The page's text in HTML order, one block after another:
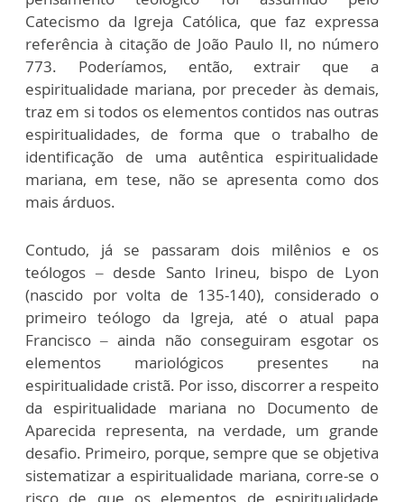
Catecismo da Igreja Católica, que faz expressa
referência à citação de João Paulo II, no número
773. Poderíamos, então, extrair que a
espiritualidade mariana, por preceder às demais,
traz em si todos os elementos contidos nas outras
espiritualidades, de forma que o trabalho de
identificação de uma autêntica espiritualidade
mariana, em tese, não se apresenta como dos
mais árduos.
Contudo, já se passaram dois milênios e os
teólogos – desde Santo Irineu, bispo de Lyon
(nascido por volta de 135-140), considerado o
primeiro teólogo da Igreja, até o atual papa
Francisco – ainda não conseguiram esgotar os
elementos mariológicos presentes na
espiritualidade cristã. Por isso, discorrer a respeito
da espiritualidade mariana no Documento de
Aparecida representa, na verdade, um grande
desafio. Primeiro, porque, sempre que se objetiva
sistematizar a espiritualidade mariana, corre-se o
risco de que os elementos de espiritualidade